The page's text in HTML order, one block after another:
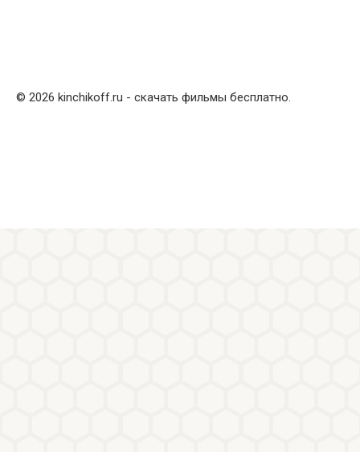
© 2026 kinchikoff.ru - скачать фильмы бесплатно.